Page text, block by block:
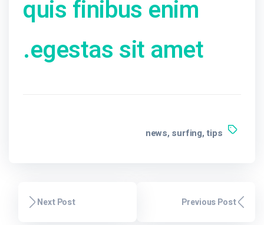
quis finibus enim
egestas sit amet.
news, surfing, tips
Previous Post
Next Post